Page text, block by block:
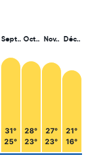
Sept..
31°
25°
Oct..
28°
23°
Nov..
27°
23°
Déc..
21°
16°